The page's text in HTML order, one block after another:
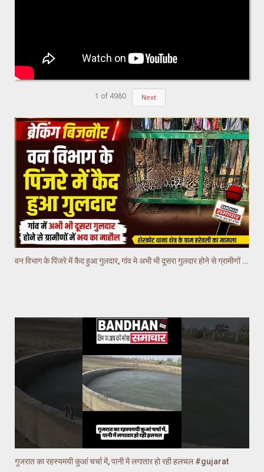
1 of 4980 Next
वन विभाग के पिंजरे में कैद हुआ गुलदार, गांव मे अभी भी दूसरा गुलदार होने से ग्रामीणों में भय का माहौल
गुजरात का रहस्यमयी कुआं चर्चा में, पानी में लगातार हो रही हलचल #gujarat